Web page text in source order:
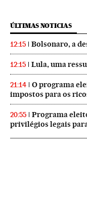
ÚLTIMAS NOTICIAS
12:15 Bolsonaro, a
12:15 Lula, uma
21:14
O programa
impostos para os
20:55
Programa
privilégios legais